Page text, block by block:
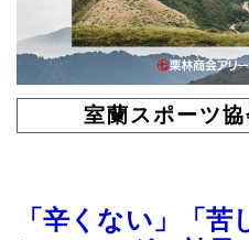
室蘭スポーツ協
「辛くない」「苦